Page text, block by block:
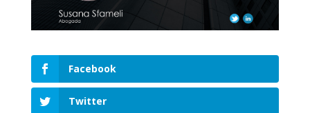
Facebook
Twitter